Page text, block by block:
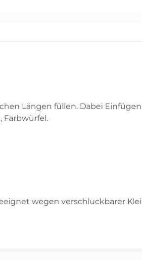
Längen füllen. Dabei
Farbwürfel.
wegen verschluckbarer